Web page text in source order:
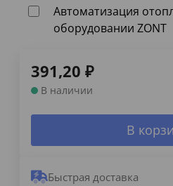
Автоматизация
оборудовании ZONT
391,20 ₽
В наличии
В
Быстрая доставка